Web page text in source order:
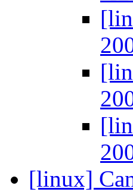
[linux]